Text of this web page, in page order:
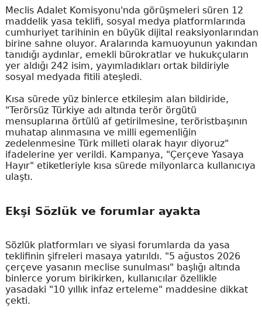
Meclis Adalet Komisyonu'nda görüşmeleri süren 12
maddelik yasa teklifi, sosyal medya platformlarında
cumhuriyet tarihinin en büyük dijital reaksiyonlarından
birine sahne oluyor. Aralarında kamuoyunun yakından
tanıdığı aydınlar, emekli bürokratlar ve hukukçuların
yer aldığı 242 isim, yayımladıkları ortak bildiriyle
sosyal medyada fitili ateşledi.
Kısa sürede yüz binlerce etkileşim alan bildiride,
"Terörsüz Türkiye adı altında terör örgütü
mensuplarına örtülü af getirilmesine, teröristbaşının
muhatap alınmasına ve milli egemenliğin
zedelenmesine Türk milleti olarak hayır diyoruz"
ifadelerine yer verildi. Kampanya, "Çerçeve Yasaya
Hayır" etiketleriyle kısa sürede milyonlarca kullanıcıya
ulaştı.
Ekşi Sözlük ve forumlar ayakta
Sözlük platformları ve siyasi forumlarda da yasa
teklifinin şifreleri masaya yatırıldı. "5 ağustos 2026
çerçeve yasanın meclise sunulması" başlığı altında
binlerce yorum birikirken, kullanıcılar özellikle
yasadaki "10 yıllık infaz erteleme" maddesine dikkat
çekti.